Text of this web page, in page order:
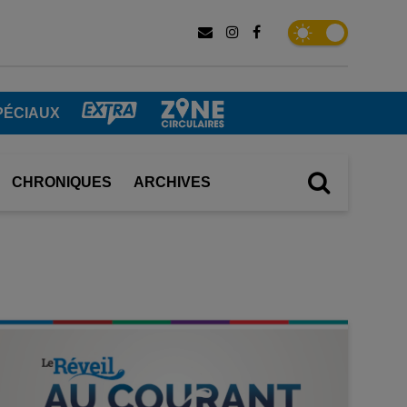
CHRONIQUES ARCHIVES